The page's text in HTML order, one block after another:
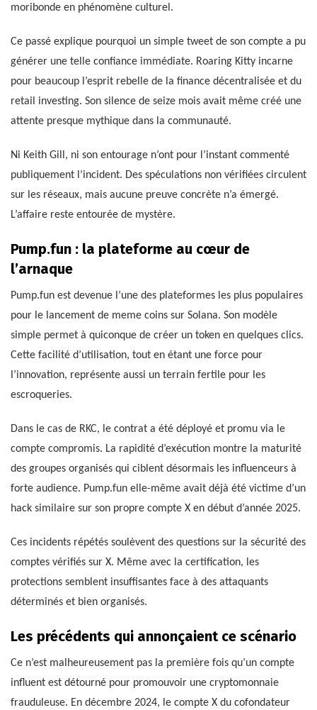
moribonde en phénomène culturel.
Ce passé explique pourquoi un simple tweet de son compte a pu
générer une telle confiance immédiate. Roaring Kitty incarne
pour beaucoup l’esprit rebelle de la finance décentralisée et du
retail investing. Son silence de seize mois avait même créé une
attente presque mythique dans la communauté.
Ni Keith Gill, ni son entourage n’ont pour l’instant commenté
publiquement l’incident. Des spéculations non vérifiées circulent
sur les réseaux, mais aucune preuve concrète n’a émergé.
L’affaire reste entourée de mystère.
Pump.fun : la plateforme au cœur de
l’arnaque
Pump.fun est devenue l’une des plateformes les plus populaires
pour le lancement de meme coins sur Solana. Son modèle
simple permet à quiconque de créer un token en quelques clics.
Cette facilité d’utilisation, tout en étant une force pour
l’innovation, représente aussi un terrain fertile pour les
escroqueries.
Dans le cas de RKC, le contrat a été déployé et promu via le
compte compromis. La rapidité d’exécution montre la maturité
des groupes organisés qui ciblent désormais les influenceurs à
forte audience. Pump.fun elle-même avait déjà été victime d’un
hack similaire sur son propre compte X en début d’année 2025.
Ces incidents répétés soulèvent des questions sur la sécurité des
comptes vérifiés sur X. Même avec la certification, les
protections semblent insuffisantes face à des attaquants
déterminés et bien organisés.
Les précédents qui annonçaient ce scénario
Ce n’est malheureusement pas la première fois qu’un compte
influent est détourné pour promouvoir une cryptomonnaie
frauduleuse. En décembre 2024, le compte X du cofondateur